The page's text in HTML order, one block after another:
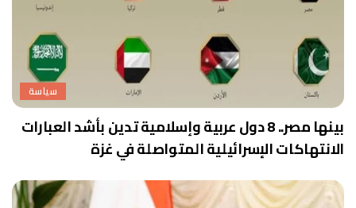
سياسة
بينها مصر.. 8 دول عربية وإسلامية تدين بأشد العبارات
الانتهاكات الإسرائيلية المتواصلة في غزة